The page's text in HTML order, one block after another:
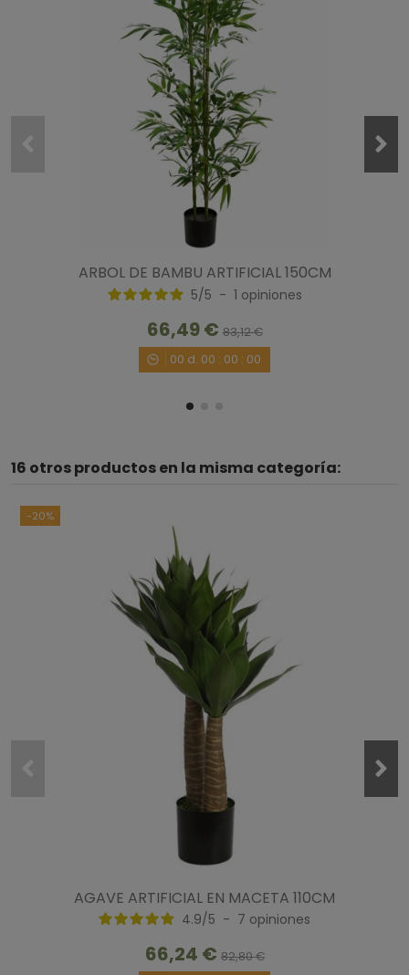
ARBOL DE BAMBU ARTIFICIAL 150CM
5/5 - 1 opiniones
66,49 €83,12 €
00 d. 00 : 00 : 00
16 otros productos en la misma categoría:
-20%
AGAVE ARTIFICIAL EN MACETA 110CM
4.9/5 - 7 opiniones
66,24 €82,80 €